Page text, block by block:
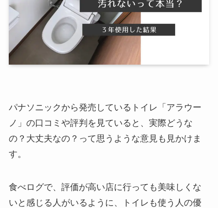
パナソニックから発売しているトイレ「アラウー
ノ」の口コミや評判を見ていると、実際どうな
の？大丈夫なの？って思うような意見も見かけま
す。
食べログで、評価が高い店に行っても美味しくな
いと感じる人がいるように、トイレも使う人の優